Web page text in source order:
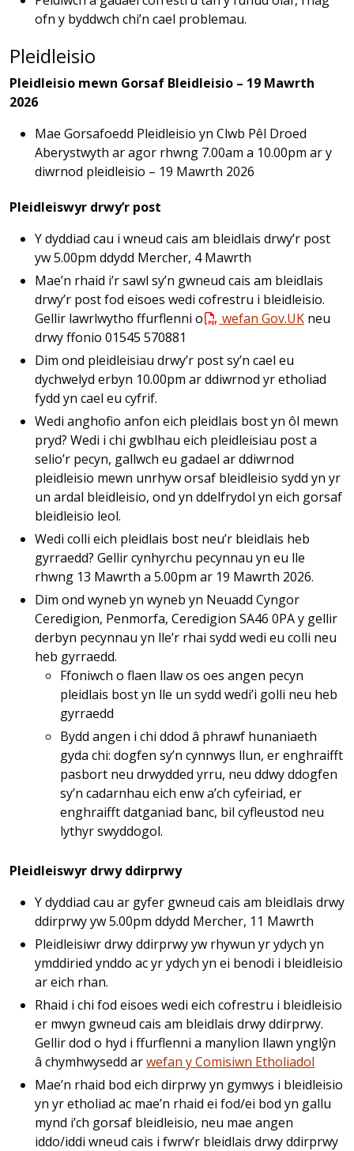
ofn y byddwch chi’n cael problemau.
Pleidleisio
Pleidleisio mewn Gorsaf Bleidleisio – 19 Mawrth
2026
Mae Gorsafoedd Pleidleisio yn Clwb Pêl Droed
Aberystwyth ar agor rhwng 7.00am a 10.00pm ar y
diwrnod pleidleisio – 19 Mawrth 2026
Pleidleiswyr drwy’r post
Y dyddiad cau i wneud cais am bleidlais drwy’r post
yw 5.00pm ddydd Mercher, 4 Mawrth
Mae’n rhaid i’r sawl sy’n gwneud cais am bleidlais
drwy’r post fod eisoes wedi cofrestru i bleidleisio.
Gellir lawrlwytho ffurflenni o
wefan Gov.UK neu
drwy ffonio 01545 570881
Dim ond pleidleisiau drwy’r post sy’n cael eu
dychwelyd erbyn 10.00pm ar ddiwrnod yr etholiad
fydd yn cael eu cyfrif.
Wedi anghofio anfon eich pleidlais bost yn ôl mewn
pryd? Wedi i chi gwblhau eich pleidleisiau post a
selio’r pecyn, gallwch eu gadael ar ddiwrnod
pleidleisio mewn unrhyw orsaf bleidleisio sydd yn yr
un ardal bleidleisio, ond yn ddelfrydol yn eich gorsaf
bleidleisio leol.
Wedi colli eich pleidlais bost neu’r bleidlais heb
gyrraedd? Gellir cynhyrchu pecynnau yn eu lle
rhwng 13 Mawrth a 5.00pm ar 19 Mawrth 2026.
Dim ond wyneb yn wyneb yn Neuadd Cyngor
Ceredigion, Penmorfa, Ceredigion SA46 0PA y gellir
derbyn pecynnau yn lle’r rhai sydd wedi eu colli neu
heb gyrraedd.
Ffoniwch o flaen llaw os oes angen pecyn
pleidlais bost yn lle un sydd wedi’i golli neu heb
gyrraedd
Bydd angen i chi ddod â phrawf hunaniaeth
gyda chi: dogfen sy’n cynnwys llun, er enghraifft
pasbort neu drwydded yrru, neu ddwy ddogfen
sy’n cadarnhau eich enw a’ch cyfeiriad, er
enghraifft datganiad banc, bil cyfleustod neu
lythyr swyddogol.
Pleidleiswyr drwy ddirprwy
Y dyddiad cau ar gyfer gwneud cais am bleidlais drwy
ddirprwy yw 5.00pm ddydd Mercher, 11 Mawrth
Pleidleisiwr drwy ddirprwy yw rhywun yr ydych yn
ymddiried ynddo ac yr ydych yn ei benodi i bleidleisio
ar eich rhan.
Rhaid i chi fod eisoes wedi eich cofrestru i bleidleisio
er mwyn gwneud cais am bleidlais drwy ddirprwy.
Gellir dod o hyd i ffurflenni a manylion llawn ynglŷn
â chymhwysedd arwefan y Comisiwn Etholiadol
Mae’n rhaid bod eich dirprwy yn gymwys i bleidleisio
yn yr etholiad ac mae’n rhaid ei fod/ei bod yn gallu
mynd i’ch gorsaf bleidleisio, neu mae angen
iddo/iddi wneud cais i fwrw’r bleidlais drwy ddirprwy